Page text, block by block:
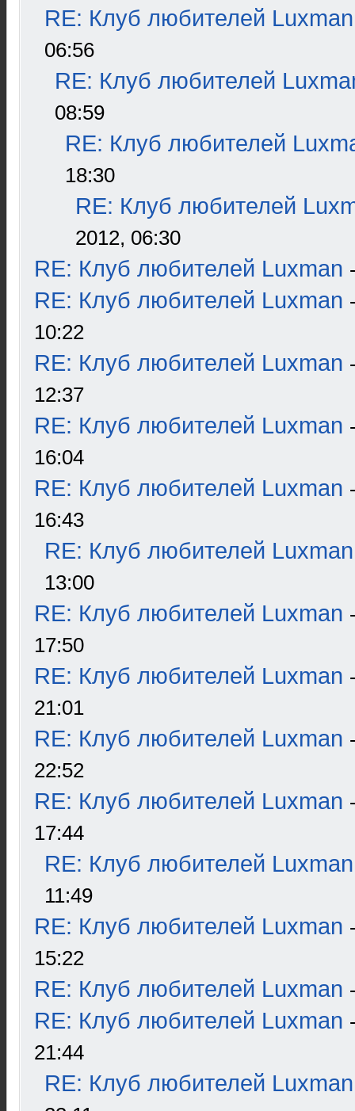
RE: Клуб любителей Luxman
06:56
RE: Клуб любителей
08:59
RE: Клуб любителей
18:30
RE: Клуб любителей
2012, 06:30
RE: Клуб любителей Luxman
RE: Клуб любителей Luxman
10:22
RE: Клуб любителей Luxman
12:37
RE: Клуб любителей Luxman
16:04
RE: Клуб любителей Luxman
16:43
RE: Клуб любителей Luxman
13:00
RE: Клуб любителей Luxman
17:50
RE: Клуб любителей Luxman
21:01
RE: Клуб любителей Luxman
22:52
RE: Клуб любителей Luxman
17:44
RE: Клуб любителей Luxman
11:49
RE: Клуб любителей Luxman
15:22
RE: Клуб любителей Luxman
RE: Клуб любителей Luxman
21:44
RE: Клуб любителей Luxman